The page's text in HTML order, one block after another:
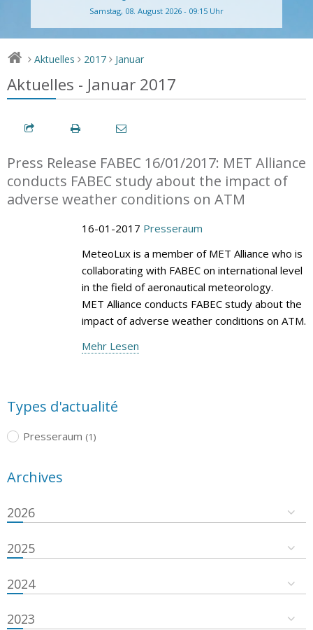
Samstag, 08. August 2026 - 09:15 Uhr
> Aktuelles > 2017 > Januar
Aktuelles - Januar 2017
Press Release FABEC 16/01/2017: MET Alliance
conducts FABEC study about the impact of
adverse weather conditions on ATM
16-01-2017 Presseraum
MeteoLux is a member of MET Alliance who is
collaborating with FABEC on international level
in the field of aeronautical meteorology.
MET Alliance conducts FABEC study about the
impact of adverse weather conditions on ATM.
Mehr Lesen
Types d'actualité
Presseraum (1)
Archives
2026
2025
2024
2023